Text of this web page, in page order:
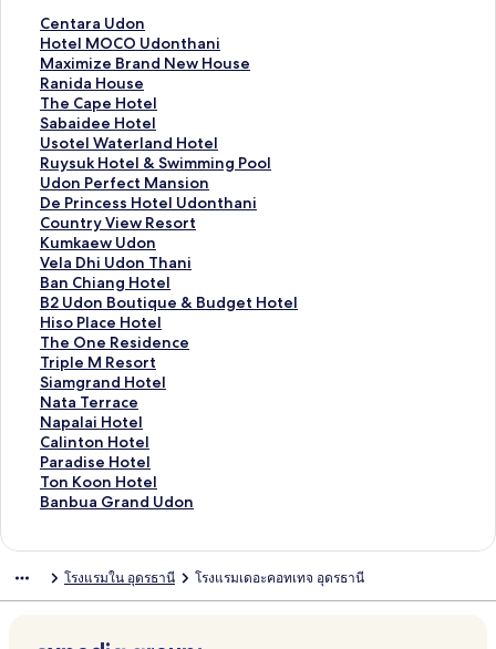
Centara Udon
ลิ
ง
ก์
ม
า
ต
ร
ฐ
า
น
สำ
ห
รั
บ
C
e
n
t
a
r
a
U
d
o
n
Hotel MOCO Udonthani
ลิ
ง
ก์
ม
า
ต
ร
ฐ
า
น
สำ
ห
รั
บ
H
o
t
e
l
M
O
C
O
U
h
Maximize Brand New House
ลิ
ง
ก์
ม
า
ต
ร
ฐ
า
น
สำ
ห
รั
บ
M
a
x
i
m
i
z
e
B
N
Ranida House
ลิ
ง
ก์
ม
า
ต
ร
ฐ
า
น
สำ
ห
รั
บ
R
a
n
i
d
a
H
o
The Cape Hotel
ลิ
ง
ก์
ม
า
ต
ร
ฐ
า
น
สำ
ห
รั
บ
T
h
e
C
a
p
e
l
Sabaidee Hotel
ลิ
ง
ก์
ม
า
ต
ร
ฐ
า
น
สำ
ห
รั
บ
S
a
b
a
i
d
t
Usotel Waterland Hotel
ลิ
ง
ก์
ม
า
ต
ร
ฐ
า
น
สำ
ห
รั
บ
U
s
o
t
e
e
Ruysuk Hotel & Swimming Pool
ลิ
ง
ก์
ม
า
ต
ร
ฐ
า
น
สำ
ห
รั
บ
R
u
y
s
t
Udon Perfect Mansion
ลิ
ง
ก์
ม
า
ต
ร
ฐ
า
น
สำ
ห
รั
บ
U
d
o
f
De Princess Hotel Udonthani
ลิ
ง
ก์
ม
า
ต
ร
ฐ
า
น
สำ
ห
รั
บ
D
e
c
Country View Resort
ลิ
ง
ก์
ม
า
ต
ร
ฐ
า
น
สำ
ห
รั
บ
C
r
Kumkaew Udon
ลิ
ง
ก์
ม
า
ต
ร
ฐ
า
น
สำ
ห
รั
บ
a
Vela Dhi Udon Thani
ลิ
ง
ก์
ม
า
ต
ร
ฐ
า
น
สำ
ห
รั
a
Ban Chiang Hotel
ลิ
ง
ก์
ม
า
ต
ร
ฐ
า
น
สำ
ห
n
B2 Udon Boutique & Budget Hotel
ลิ
ง
ก์
ม
า
ต
ร
ฐ
า
น
สำ
2
Hiso Place Hotel
ลิ
ง
ก์
ม
า
ต
ร
ฐ
า
น
H
The One Residence
ลิ
ง
ก์
ม
า
ต
ร
ฐ
า
บ
Triple M Resort
ลิ
ง
ก์
ม
า
ต
ร
ฐ
รั
Siamgrand Hotel
ลิ
ง
ก์
ม
า
ต
ร
สำ
ห
Nata Terrace
ลิ
ง
ก์
ม
า
ต
สำ
Napalai Hotel
ลิ
ง
ก์
ม
า
น
Calinton Hotel
ลิ
ง
ก์
ม
า
Paradise Hotel
ลิ
ง
ก์
ฐ
Ton Koon Hotel
ลิ
ง
ร
Banbua Grand Udon
ลิ
ต
โรงแรมใน อุดรธานี โรงแรมเดอะคอทเทจ อุดรธานี